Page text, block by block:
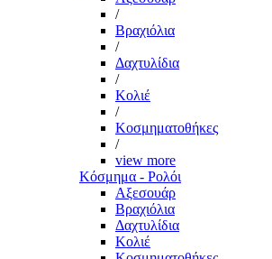
/
Βραχιόλια
/
Δαχτυλίδια
/
Κολιέ
/
Κοσμηματοθήκες
/
view more
Κόσμημα - Ρολόι
Αξεσουάρ
Βραχιόλια
Δαχτυλίδια
Κολιέ